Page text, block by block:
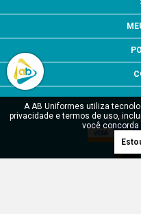
FORMAS
A AB Uniformes utiliza
privacidade e termos de uso,
você